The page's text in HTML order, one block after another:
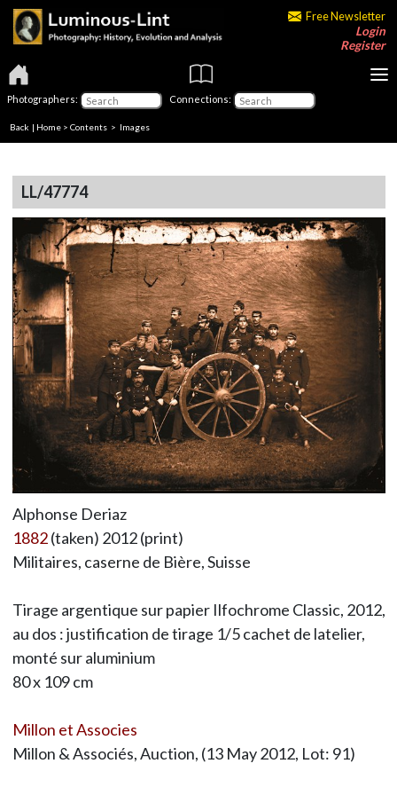
Free Newsletter
Login
Register
Photographers: Connections:
Back | Home > Contents > Images
LL/47774
Alphonse Deriaz
1882(taken) 2012 (print)
Militaires, caserne de Bière, Suisse
Tirage argentique sur papier Ilfochrome Classic, 2012,
au dos : justification de tirage 1/5 cachet de latelier,
monté sur aluminium
80 x 109 cm
Millon et Associes
Millon & Associés, Auction, (13 May 2012, Lot: 91)